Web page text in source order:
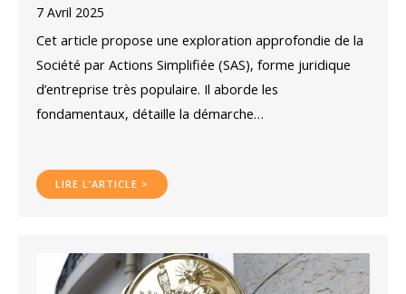
7 Avril 2025
Cet article propose une exploration approfondie de la
Société par Actions Simplifiée (SAS), forme juridique
d’entreprise très populaire. Il aborde les
fondamentaux, détaille la démarche…
LIRE L’ARTICLE >